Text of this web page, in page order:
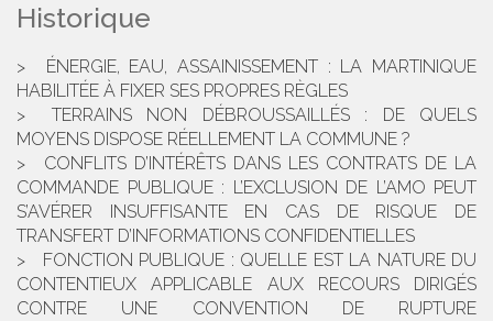
Historique
ÉNERGIE, EAU, ASSAINISSEMENT : LA MARTINIQUE
HABILITÉE À FIXER SES PROPRES RÈGLES
TERRAINS NON DÉBROUSSAILLÉS : DE QUELS
MOYENS DISPOSE RÉELLEMENT LA COMMUNE ?
CONFLITS D’INTÉRÊTS DANS LES CONTRATS DE LA
COMMANDE PUBLIQUE : L’EXCLUSION DE L’AMO PEUT
S’AVÉRER INSUFFISANTE EN CAS DE RISQUE DE
TRANSFERT D’INFORMATIONS CONFIDENTIELLES
FONCTION PUBLIQUE : QUELLE EST LA NATURE DU
CONTENTIEUX APPLICABLE AUX RECOURS DIRIGÉS
CONTRE UNE CONVENTION DE RUPTURE